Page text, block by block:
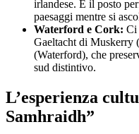
irlandese. È il posto
paesaggi mentre si
Waterford e Cork: Ci
Gaeltacht di Muskerry
(Waterford), che
sud distintivo.
L’esperienza
Samhraidh”